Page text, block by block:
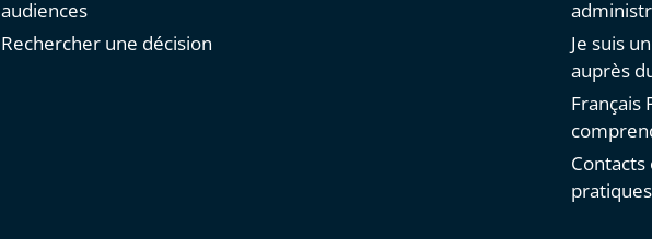
audiences
Rechercher une décision
Je suis
auprès
Français
pratiques